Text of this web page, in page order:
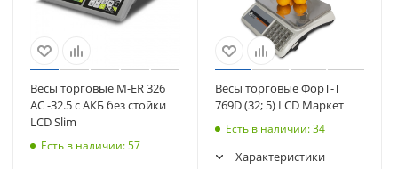
Весы торговые M-ER 326
AC -32.5 с АКБ без стойки
LCD Slim
Есть в наличии: 57
Весы торговые ФорТ-Т
769D (32; 5) LCD Маркет
Есть в наличии: 34
Характеристики